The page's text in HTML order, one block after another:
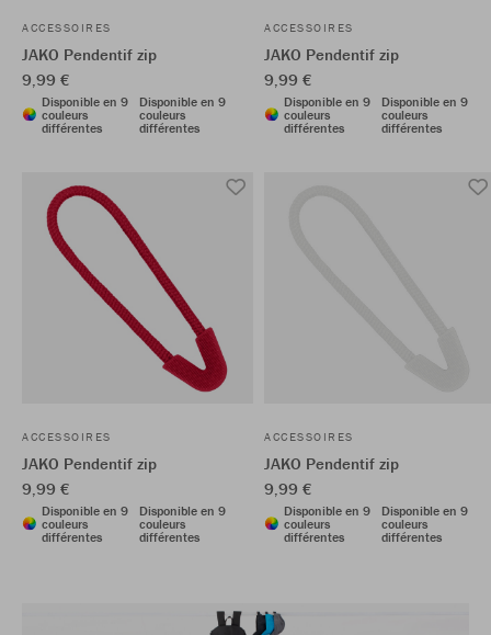
ACCESSOIRES
JAKO Pendentif zip
9,99 €
Disponible en 9
couleurs
différentes
Disponible en 9
couleurs
différentes
ACCESSOIRES
JAKO Pendentif zip
9,99 €
Disponible en 9
couleurs
différentes
Disponible en 9
couleurs
différentes
ACCESSOIRES
JAKO Pendentif zip
9,99 €
Disponible en 9
couleurs
différentes
Disponible en 9
couleurs
différentes
ACCESSOIRES
JAKO Pendentif zip
9,99 €
Disponible en 9
couleurs
différentes
Disponible en 9
couleurs
différentes